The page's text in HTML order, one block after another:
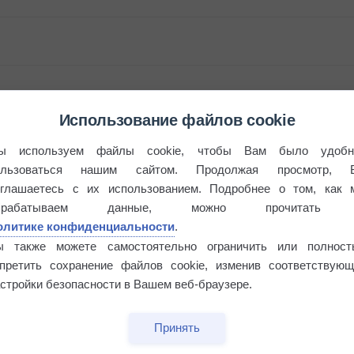
лета
Использование файлов cookie
используем файлы cookie, чтобы Вам было
нашим сайтом. Продолжая просмотр,
с их использованием. Подробнее о том, как
данные, можно прочитать
конфиденциальности.
также можете самостоятельно ограничить или
сохранение файлов cookie, изменив
безопасности в Вашем веб-браузере.
Принять